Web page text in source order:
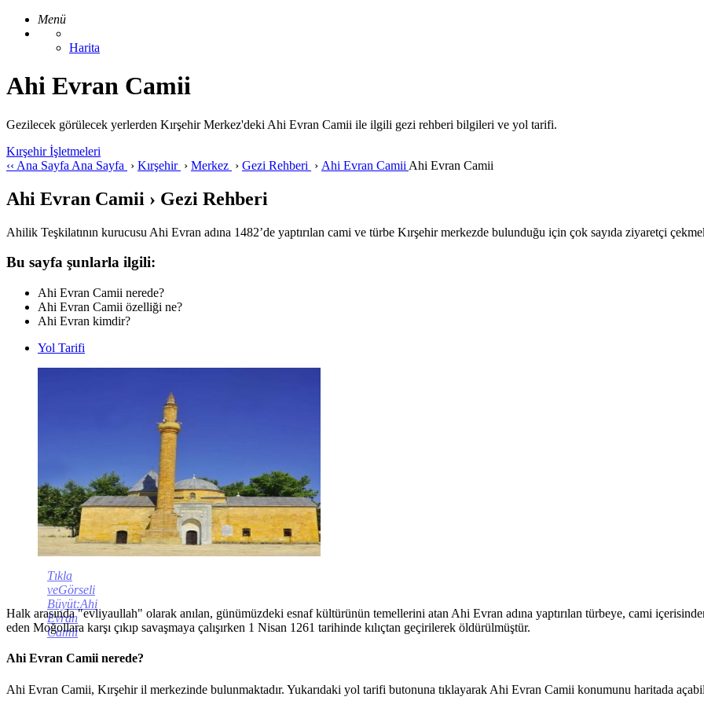
Menü
Harita
Ahi Evran Camii
Gezilecek görülecek yerlerden Kırşehir Merkez'deki Ahi Evran Camii ile ilgili gezi rehberi bilgileri ve yol tarifi.
Kırşehir İşletmeleri
‹‹ Ana Sayfa Ana Sayfa › Kırşehir › Merkez › Gezi Rehberi › Ahi Evran Camii Ahi Evran Camii
Ahi Evran Camii › Gezi Rehberi
Ahilik Teşkilatının kurucusu Ahi Evran adına 1482’de yaptırılan cami ve türbe Kırşehir merkezde bulunduğu için çok sayıda ziyaretçi
Bu sayfa şunlarla ilgili:
Ahi Evran Camii nerede?
Ahi Evran Camii özelliği ne?
Ahi Evran kimdir?
Yol Tarifi
Tıkla
veGörseli
Büyüt:Ahi
Evran
Camii
Halk arasında "evliyaullah" olarak anılan, günümüzdeki esnaf kültürünün temellerini atan Ahi Evran adına yaptırılan türbeye, cami
eden Moğollara karşı çıkıp savaşmaya çalışırken 1 Nisan 1261 tarihinde kılıçtan geçirilerek öldürülmüştür.
Ahi Evran Camii nerede?
Ahi Evran Camii, Kırşehir il merkezinde bulunmaktadır. Yukarıdaki yol tarifi butonuna tıklayarak Ahi Evran Camii konumunu haritada